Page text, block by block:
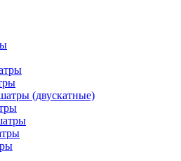
(двускатные)